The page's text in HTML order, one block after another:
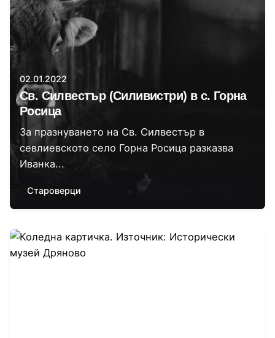
02.01.2022
Св. Силвестър (Силивистри) в с. Горна
Росица
За празнуването на Св. Силвестър в
севлиевското село Горна Росица разказва
Иванка...
Староверци
Автор
Стефана Вълчева